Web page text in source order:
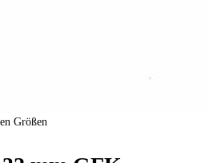
Größen